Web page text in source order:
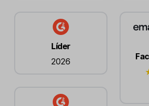
Líder
2026